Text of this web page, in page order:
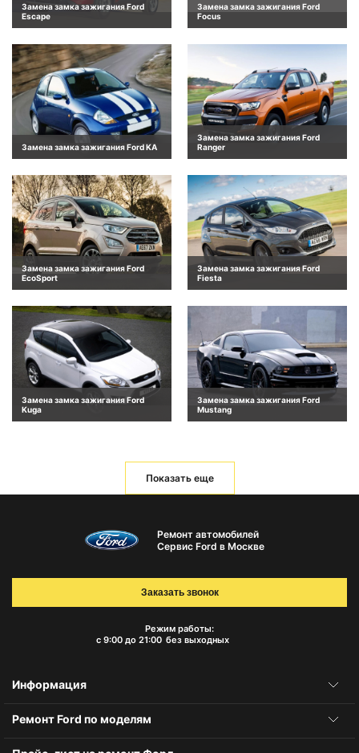
Замена замка зажигания Ford
Escape
Замена замка зажигания Ford
Focus
Замена замка зажигания Ford KA
Замена замка зажигания Ford
Ranger
Замена замка зажигания Ford
EcoSport
Замена замка зажигания Ford
Fiesta
Замена замка зажигания Ford
Kuga
Замена замка зажигания Ford
Mustang
Показать еще
Ремонт автомобилей
Сервис Ford в Москве
Режим работы:
с 9:00 до 21:00 без выходных
Заказать звонок
Информация
Ремонт Ford по моделям